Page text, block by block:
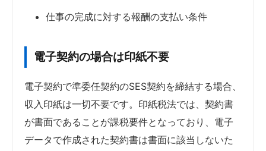
仕事の完成に対する報酬の支払い条件
電子契約の場合は印紙不要
電子契約で準委任契約のSES契約を締結する場合、
収入印紙は一切不要です。印紙税法では、契約書
が書面であることが課税要件となっており、電子
データで作成された契約書は書面に該当しないた